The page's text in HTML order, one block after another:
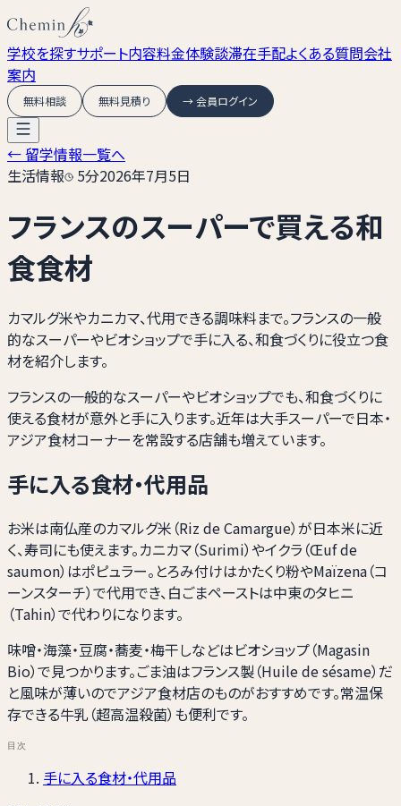
学校を探すサポート内容料金体験談滞在手配よくある質問会社
案内
無料相談 無料見積り → 会員ログイン
← 留学情報一覧へ
生活情報
5分2026年7月5日
フランスのスーパーで買える和
食食材
カマルグ米やカニカマ、代用できる調味料まで。フランスの一般
的なスーパーやビオショップで手に入る、和食づくりに役立つ食
材を紹介します。
フランスの一般的なスーパーやビオショップでも、和食づくりに
使える食材が意外と手に入ります。近年は大手スーパーで日本・
アジア食材コーナーを常設する店舗も増えています。
手に入る食材・代用品
お米は南仏産のカマルグ米（Riz de Camargue）が日本米に近
く、寿司にも使えます。カニカマ（Surimi）やイクラ（Œuf de
saumon）はポピュラー。とろみ付けはかたくり粉やMaïzena（コ
ーンスターチ）で代用でき、白ごまペーストは中東のタヒニ
（Tahin）で代わりになります。
味噌・海藻・豆腐・蕎麦・梅干しなどはビオショップ（Magasin
Bio）で見つかります。ごま油はフランス製（Huile de sésame）だ
と風味が薄いのでアジア食材店のものがおすすめです。常温保
存できる牛乳（超高温殺菌）も便利です。
目次
手に入る食材・代用品